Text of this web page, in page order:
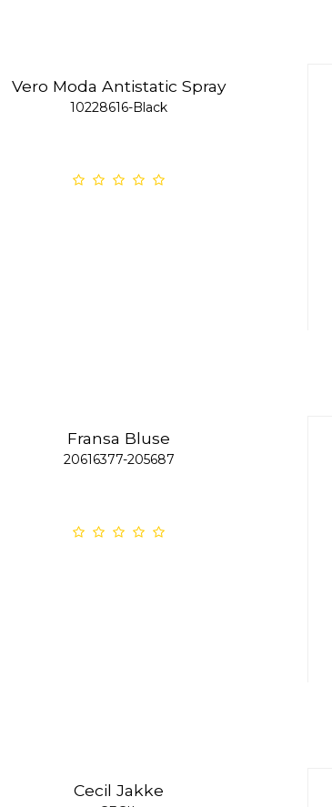
Vero Moda Antistatic Spray
10228616-Black
Fransa Bluse
20616377-205687
Cecil Jakke